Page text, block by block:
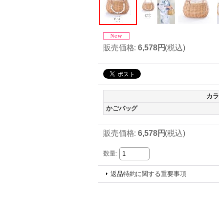
販売価格: 6,578円(税込)
カ
かごバッグ
販売価格: 6,578円(税込)
数量:
返品特約に関する重要事項